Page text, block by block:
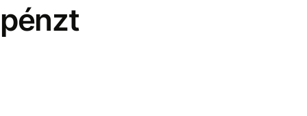
pénzt